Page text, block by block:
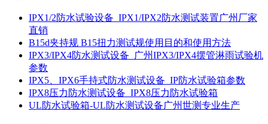
IPX1/2防水试验设备_IPX1/IPX2防水测试装置广州厂家
直销
B15d夹持规 B15扭力测试规使用目的和使用方法
IPX3/IPX4防水测试设备_广州IPX3/IPX4摆管淋雨试验机
参数
IPX5、IPX6手持式防水测试设备_IP防水试验箱参数
IPX8压力防水测试设备_IPX8压力防水试验箱
UL防水试验箱-UL防水测试设备广州世测专业生产